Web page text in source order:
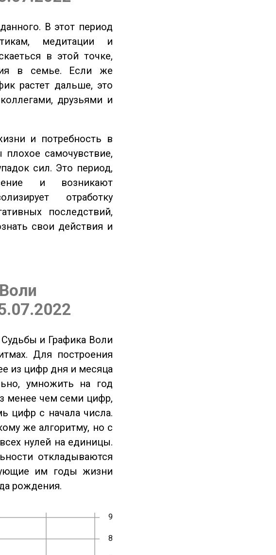
В этот период
медитации и
в этой точке,
в семье. Если же
растет дальше, это
друзьями и
и потребность в
самочувствие,
сил. Это период,
и возникают
отработку
последствий,
свои действия и
и Графика Воли
Для построения
из цифр дня и месяца
умножить на год
менее чем семи цифр,
цифр с начала числа.
же алгоритму, но с
нулей на единицы.
откладываются
им годы жизни
рождения.